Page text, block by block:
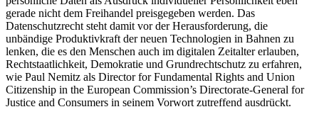
gerade nicht dem Freihandel preisgegeben werden. Das
Datenschutzrecht steht damit vor der Herausforderung, die
unbändige Produktivkraft der neuen Technologien in Bahnen zu
lenken, die es den Menschen auch im digitalen Zeitalter erlauben,
Rechtstaatlichkeit, Demokratie und Grundrechtschutz zu erfahren,
wie Paul Nemitz als Director for Fundamental Rights and Union
Citizenship in the European Commission’s Directorate-General for
Justice and Consumers in seinem Vorwort zutreffend ausdrückt.